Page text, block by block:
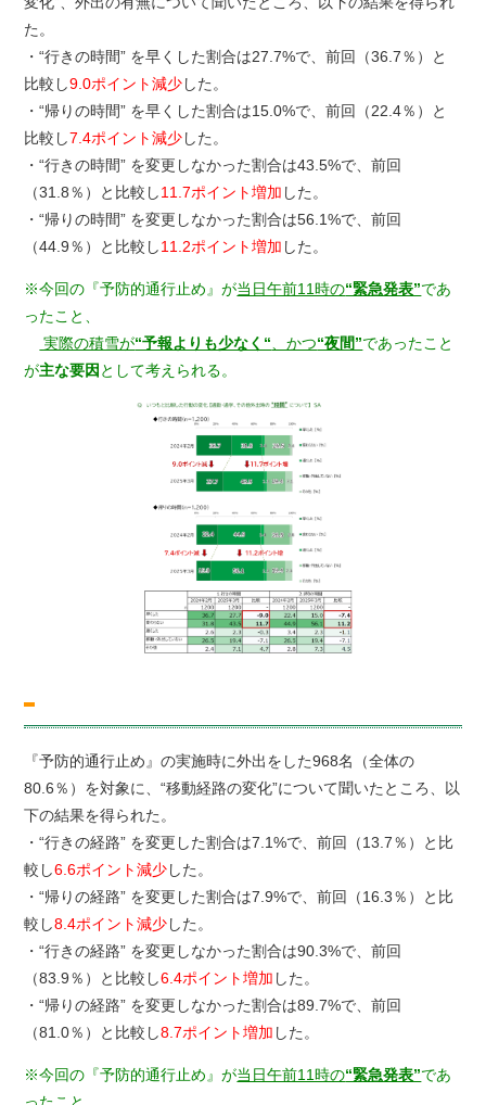
た。
・“行きの時間” を早くした割合は27.7%で、前回（36.7％）と
比較し9.0ポイント減少した。
・“帰りの時間” を早くした割合は15.0%で、前回（22.4％）と
比較し7.4ポイント減少した。
・“行きの時間” を変更しなかった割合は43.5%で、前回
（31.8％）と比較し11.7ポイント増加 した。
・“帰りの時間” を変更しなかった割合は56.1%で、前回
（44.9％）と比較し11.2ポイント増加 した。
※今回の『予防的通行止め』が当日午前11時の“緊急発表”であ
ったこと、
実際の積雪が“予報よりも少なく“ 、かつ“夜間”であったこと
が主な要因 として考えられる。
『予防的通行止め』の実施時に外出をした968名（全体の
80.6％）を対象に、“移動経路の変化”について聞いたところ、以
下の結果を得られた。
・“行きの経路” を変更した割合は7.1%で、前回（13.7％）と比
較し6.6ポイント減少した。
・“帰りの経路” を変更した割合は7.9%で、前回（16.3％）と比
較し8.4ポイント減少した。
・“行きの経路” を変更しなかった割合は90.3%で、前回
（83.9％）と比較し6.4ポイント増加 した。
・“帰りの経路” を変更しなかった割合は89.7%で、前回
（81.0％）と比較し8.7ポイント増加 した。
※今回の『予防的通行止め』が当日午前11時の“緊急発表”であ
ったこと、